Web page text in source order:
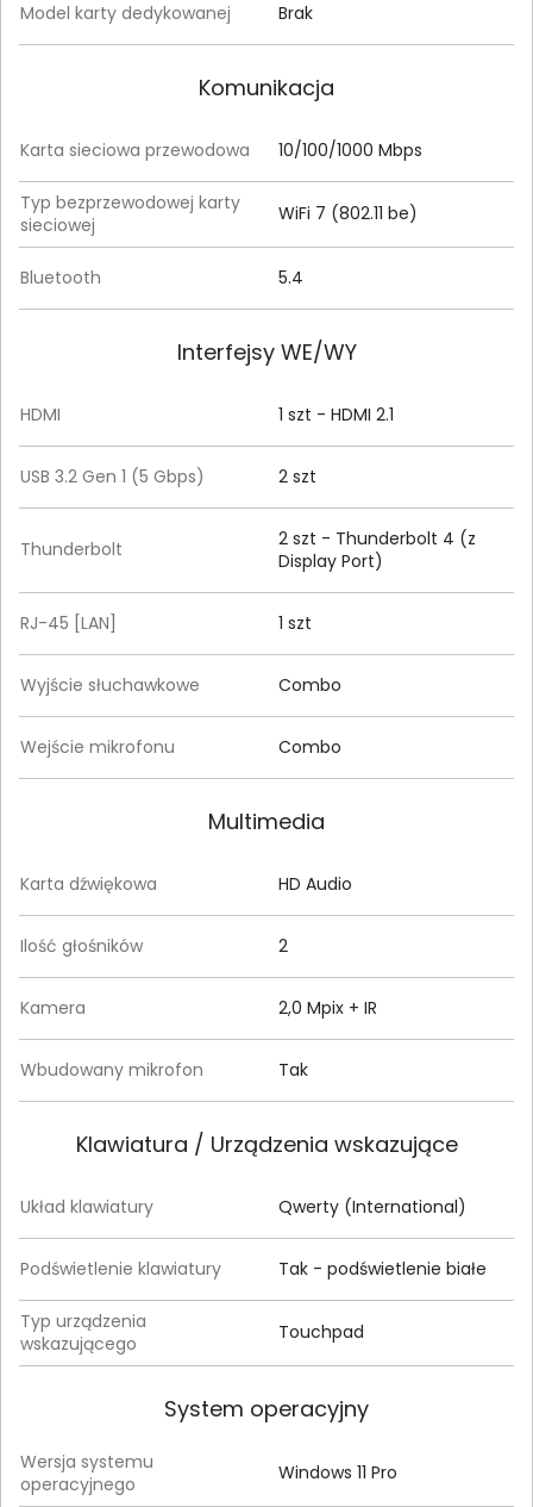
Model karty dedykowanej Brak
Komunikacja
Karta sieciowa przewodowa 10/100/1000 Mbps
Typ bezprzewodowej karty
sieciowej
WiFi 7 (802.11 be)
Bluetooth 5.4
Interfejsy WE/WY
HDMI 1 szt - HDMI 2.1
USB 3.2 Gen 1 (5 Gbps) 2 szt
Thunderbolt
2 szt - Thunderbolt 4 (z
Display Port)
RJ-45 [LAN] 1 szt
Wyjście słuchawkowe Combo
Wejście mikrofonu Combo
Multimedia
Karta dźwiękowa HD Audio
Ilość głośników 2
Kamera 2,0 Mpix + IR
Wbudowany mikrofon Tak
Klawiatura / Urządzenia wskazujące
Układ klawiatury Qwerty (International)
Podświetlenie klawiatury Tak - podświetlenie białe
Typ urządzenia
wskazującego
Touchpad
System operacyjny
Wersja systemu
operacyjnego
Windows 11 Pro